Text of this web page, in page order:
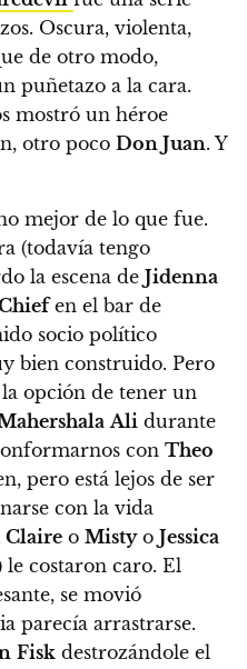
Oscura, violenta,
de otro modo,
puñetazo a la cara.
mostró un héroe
otro poco Don Juan. Y
mejor de lo que fue.
(todavía tengo
la escena de Jidenna
en el bar de
socio político
bien construido. Pero
opción de tener un
Ali durante
con Theo
pero está lejos de ser
con la vida
Claire o Mistyo Jessica
le costaron caro. El
se movió
parecía arrastrarse.
Fisk destrozándole el